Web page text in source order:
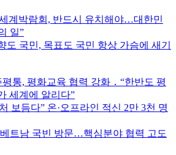
계박람회, 반드시 유치해야…대한민
일”
도 국민, 목표도 국민 항상 가슴에 새기
통, 평화교육 협력 강화 ․ “한반도 평
세계에 알리다”
보듬다” 온·오프라인 적신 2만 3천 명
베트남 국빈 방문…핵심분야 협력 고도